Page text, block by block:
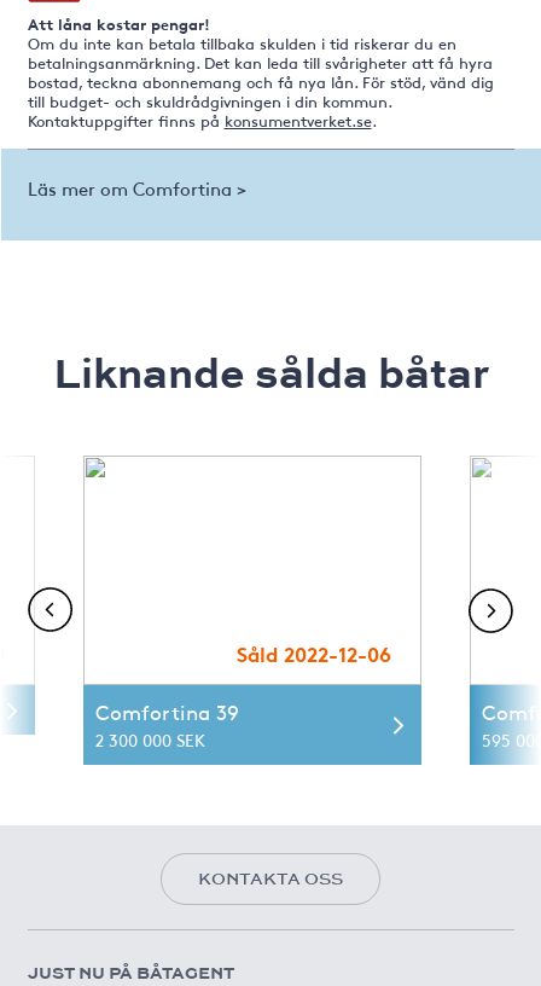
Att låna kostar pengar!
Om du inte kan betala tillbaka skulden i tid riskerar du en
betalningsanmärkning. Det kan leda till svårigheter att få hyra
bostad, teckna abonnemang och få nya lån. För stöd, vänd dig
till budget- och skuldrådgivningen i din kommun.
Kontaktuppgifter finns på konsumentverket.se.
Läs mer om Comfortina >
Liknande sålda båtar
Såld 2022-12-06
Comfortina 39
2 300 000 SEK 595
KONTAKTA OSS
JUST NU PÅ BÅTAGENT